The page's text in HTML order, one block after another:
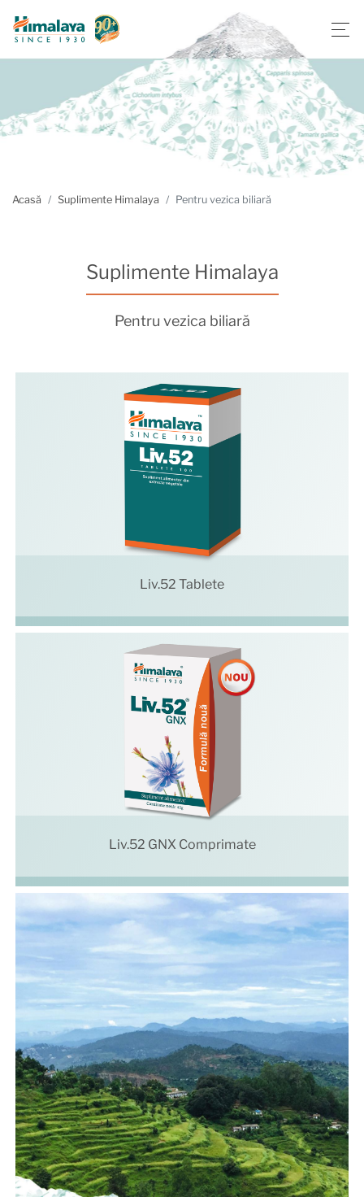
Acasă Suplimente Himalaya Pentru vezica biliară
Suplimente Himalaya
Pentru vezica biliară
Liv.52 Tablete
Liv.52 GNX Comprimate